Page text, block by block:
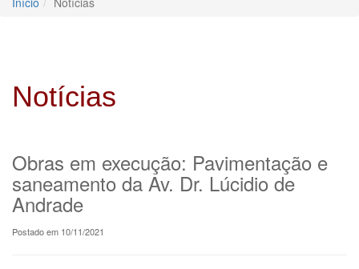
Notícias
Obras em execução: Pavimentação e
saneamento da Av. Dr. Lúcidio de
Andrade
Postado em 10/11/2021